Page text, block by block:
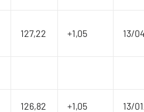
​127,22 ​​+1,05 ​13/
​126,82 ​+1,05 ​13/